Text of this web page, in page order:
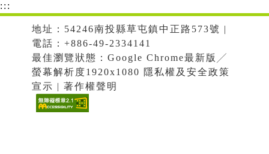
:::
地址：54246南投縣草屯鎮中正路573號 |
電話：+886-49-2334141
最佳瀏覽狀態：Google Chrome最新版╱
螢幕解析度1920x1080 隱私權及安全政策
宣示 | 著作權聲明